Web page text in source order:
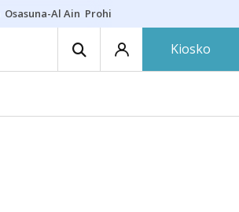
Osasuna-Al Ain Prohibiciones eclipse
Kiosko